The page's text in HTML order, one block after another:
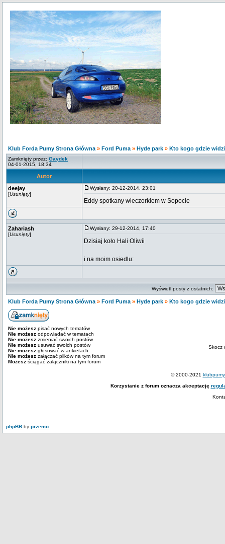
Klub Forda Pumy Strona Główna » Ford Puma » Hyde park » Kto kogo gdzie
Zamknięty przez: Gaydek
04-01-2015, 18:34
Autor
deejay
[Usunięty]
Wysłany: 20-12-2014, 23:01
Eddy spotkany wieczorkiem w Sopocie
Zahariash
[Usunięty]
Wysłany: 29-12-2014, 17:40
Dzisiaj koło Hali Oliwii
i na moim osiedlu:
Wyświetl posty z ostatnich:
Klub Forda Pumy Strona Główna » Ford Puma » Hyde park » Kto kogo gdzie
Nie możesz pisać nowych tematów
Nie możesz odpowiadać w tematach
Nie możesz zmieniać swoich postów
Nie możesz usuwać swoich postów
Nie możesz głosować w ankietach
Nie możesz załączać plików na tym forum
Możesz ściągać załączniki na tym forum
Skocz
© 2000-2021
Korzystanie z forum oznacza akceptację
phpBB by przemo